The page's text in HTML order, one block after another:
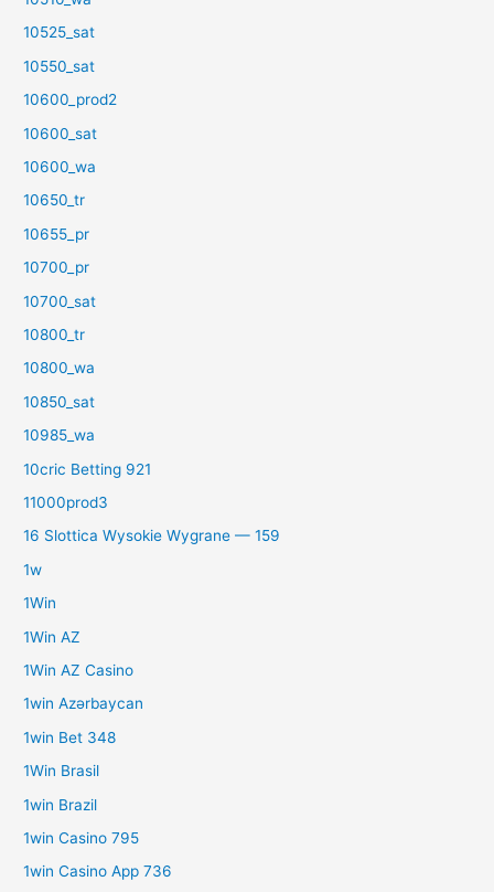
10525_sat
10550_sat
10600_prod2
10600_sat
10600_wa
10650_tr
10655_pr
10700_pr
10700_sat
10800_tr
10800_wa
10850_sat
10985_wa
10cric Betting 921
11000prod3
16 Slottica Wysokie Wygrane — 159
1w
1Win
1Win AZ
1Win AZ Casino
1win Azərbaycan
1win Bet 348
1Win Brasil
1win Brazil
1win Casino 795
1win Casino App 736